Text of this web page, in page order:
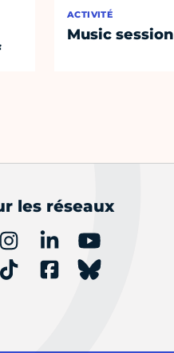
ACTIVITÉ
Music session
les réseaux